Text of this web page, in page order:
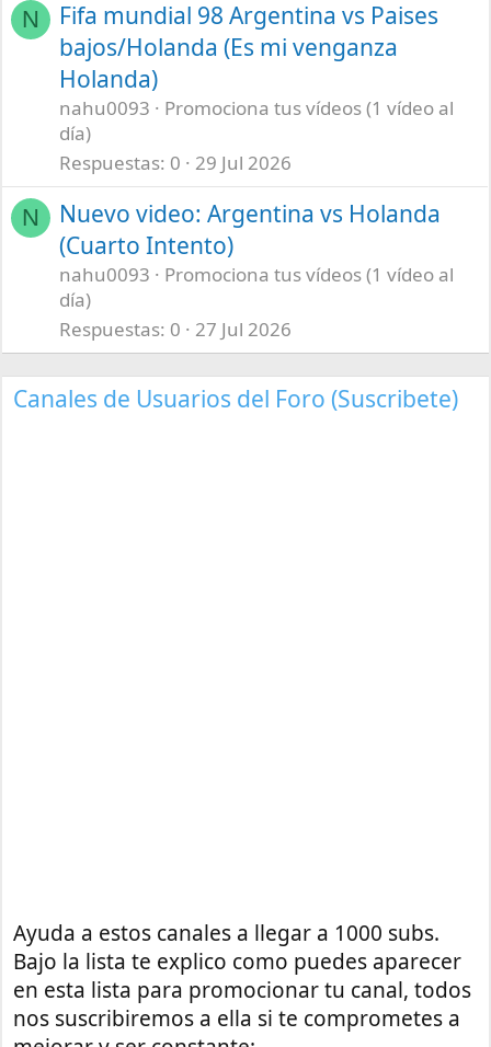
N
Fifa mundial 98 Argentina vs Paises
bajos/Holanda (Es mi venganza
Holanda)
nahu0093
Promociona tus vídeos (1 vídeo al
día)
Respuestas 0 29 Jul 2026
N
Nuevo video: Argentina vs Holanda
(Cuarto Intento)
nahu0093
Promociona tus vídeos (1 vídeo al
día)
Respuestas 0 27 Jul 2026
Canales de Usuarios del Foro (Suscribete)
Ayuda a estos canales a llegar a 1000 subs.
Bajo la lista te explico como puedes aparecer
en esta lista para promocionar tu canal, todos
nos suscribiremos a ella si te comprometes a